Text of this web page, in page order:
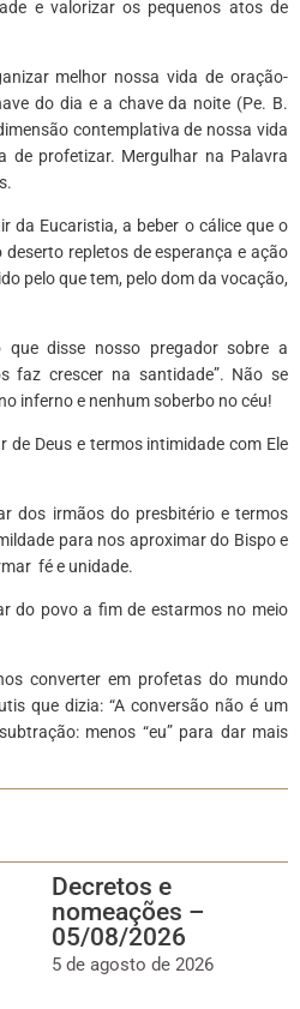
e valorizar os pequenos atos de
melhor nossa vida de oração-
do dia e a chave da noite (Pe. B.
contemplativa de nossa vida
de profetizar. Mergulhar na Palavra
da Eucaristia, a beber o cálice que o
repletos de esperança e ação
pelo que tem, pelo dom da vocação,
que disse nosso pregador sobre a
faz crescer na santidade”. Não se
inferno e nenhum soberbo no céu!
de Deus e termos intimidade com Ele
dos irmãos do presbitério e termos
para nos aproximar do Bispo e
fé e unidade.
do povo a fim de estarmos no meio
converter em profetas do mundo
que dizia: “A conversão não é um
menos “eu” para dar mais
Decretos e
nomeações –
05/08/2026
5 de agosto de 2026